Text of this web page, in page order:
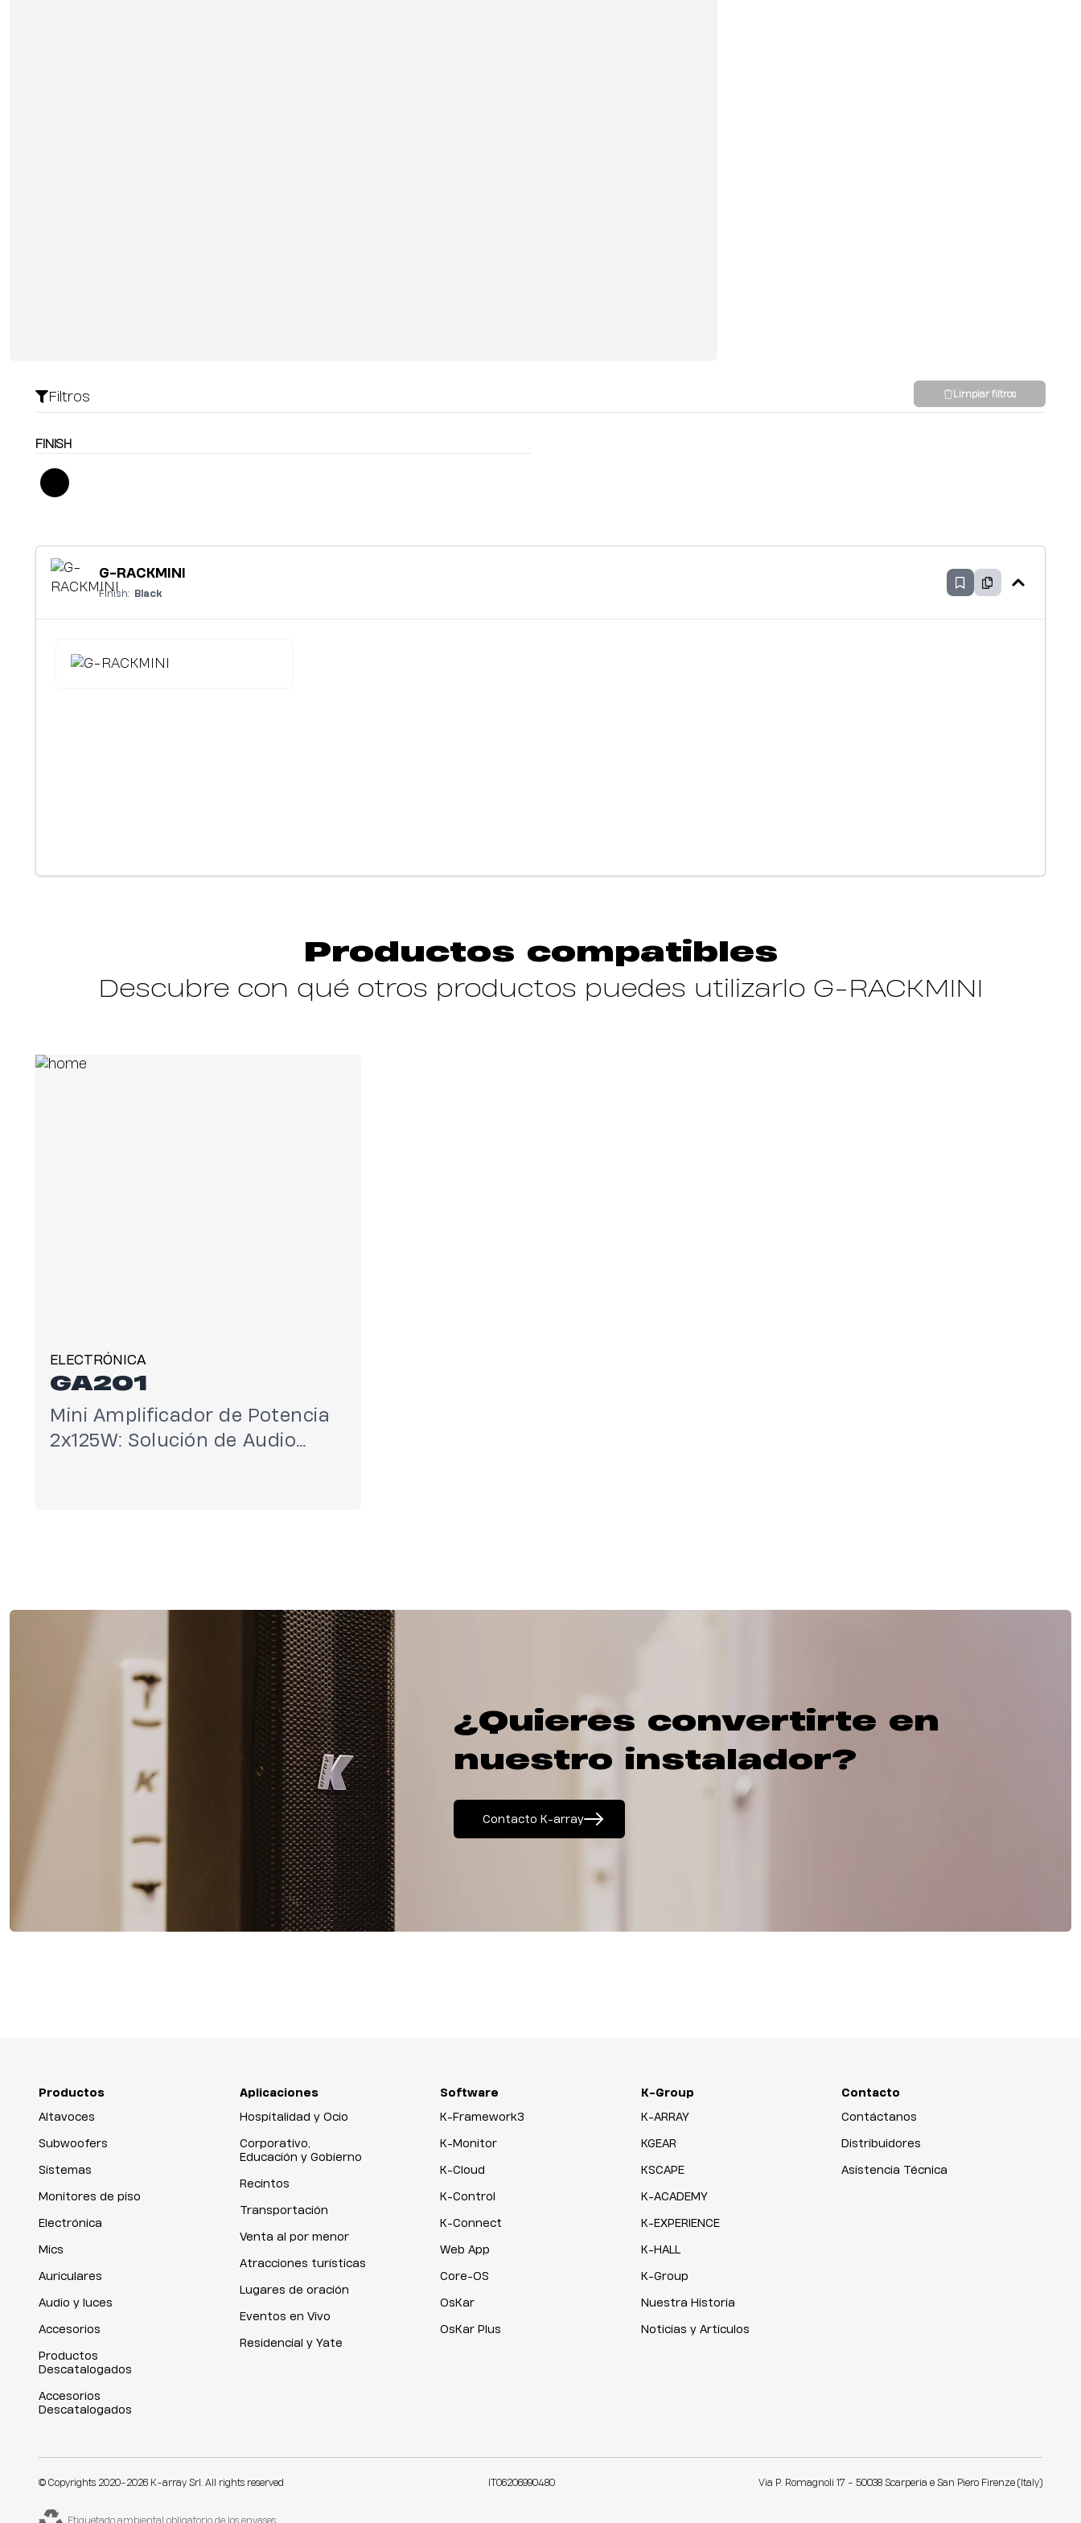
Filtros Limpiar filtros
FINISH
G-RACKMINI
Finish: Black
Productos compatibles
Descubre con qué otros productos puedes utilizarlo G-RACKMINI
ELECTRÓNICA
GA201
Mini Amplificador de Potencia
2x125W: Solución de Audio
¿Quieres convertirte en
nuestro instalador?
Contacto K-array
Productos
Altavoces
Subwoofers
Sistemas
Monitores de piso
Electrónica
Mics
Auriculares
Audio y luces
Accesorios
Productos
Descatalogados
Accesorios
Descatalogados
Aplicaciones
Hospitalidad y Ocio
Corporativo,
Educación y Gobierno
Recintos
Transportación
Venta al por menor
Atracciones turísticas
Lugares de oración
Eventos en Vivo
Residencial y Yate
Software
K-Framework3
K-Monitor
K-Cloud
K-Control
K-Connect
Web App
Core-OS
OsKar
OsKar Plus
K-Group
K-ARRAY
KGEAR
KSCAPE
K-ACADEMY
K-EXPERIENCE
K-HALL
K-Group
Nuestra Historia
Noticias y Articulos
Contacto
Contáctanos
Distribuidores
Asistencia Técnica
© Copyrights 2020-2026 K-array Srl. All rights reserved IT06206990480 Via P. Romagnoli 17 - 50038 Scarperia e San Piero Firenze (Italy)
Etiquetado ambiental obligatorio de los envases